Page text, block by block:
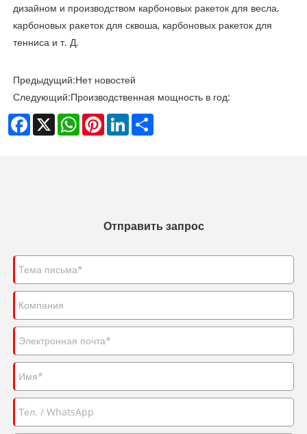
дизайном и производством карбоновых ракеток для весла,
карбоновых ракеток для сквоша, карбоновых ракеток для
тенниса и т. Д.
Предыдущий:Нет новостей
Следующий:Производственная мощность в год:
Facebook
X WhatsAppPinterestLinkedIn
Отправить запрос